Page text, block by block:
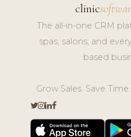
clinic
The all-in-one CRM
spas, salons, and
based
Grow Sales. Save